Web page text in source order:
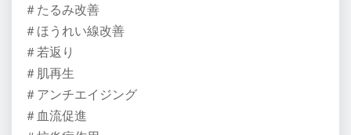
＃たるみ改善
＃ほうれい線改善
＃若返り
＃肌再生
＃アンチエイジング
＃血流促進